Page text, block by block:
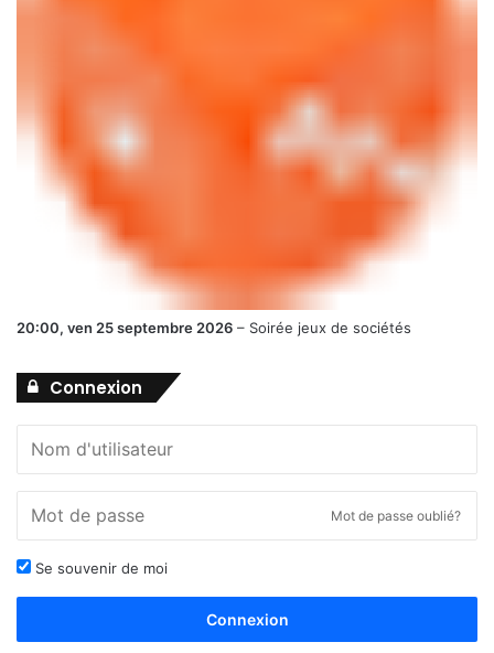
20:00, ven 25 septembre 2026 – Soirée jeux de sociétés
Connexion
Mot de passe oublié?
Se souvenir de moi
Connexion